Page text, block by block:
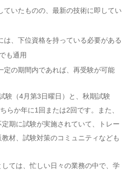
ていたものの、最新の技術に即してい
は、下位資格を持っている必要がある
も通用
定の期間内であれば、再受験が可能
験（4月第3日曜日）と、秋期試験
らか年に1回または2回です。また、
期に試験が実施されていて、トレー
材、試験対策のコミュニティなども
ては、忙しい日々の業務の中で、学